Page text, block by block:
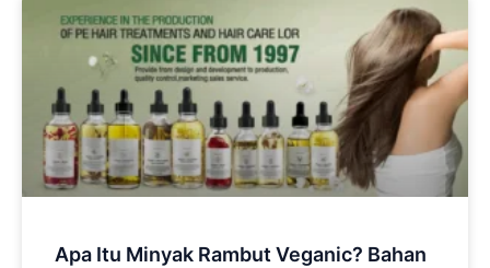
Apa Itu Minyak Rambut Veganic? Bahan